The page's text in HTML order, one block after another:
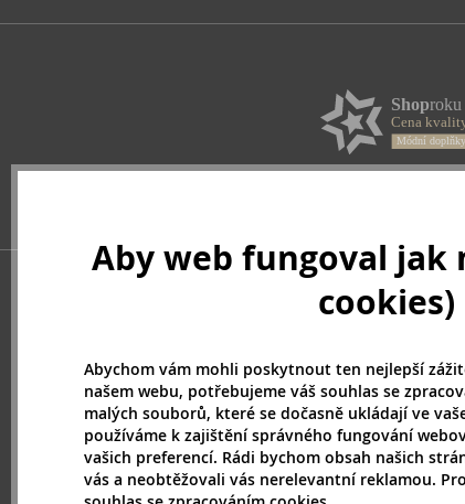
Aby web fungoval jak
cookies)
Abychom vám mohli poskytnout ten nejlepší
našem webu, potřebujeme váš souhlas se
malých souborů, které se dočasně ukládají ve
používáme k zajištění správného fungování
vašich preferencí. Rádi bychom obsah našich
vás a neobtěžovali vás nerelevantní reklamou.